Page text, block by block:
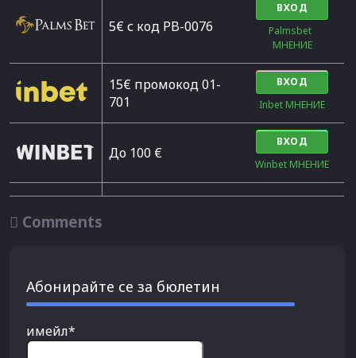
5€ с код PB-0076
ВХОД
Palmsbet
МНЕНИЕ
15€ промокод 01-
701
ВХОД
Inbet МНЕНИЕ
До 100 €
ВХОД
Winbet МНЕНИЕ
 Comments
Абонирайте се за бюлетин
имейл*